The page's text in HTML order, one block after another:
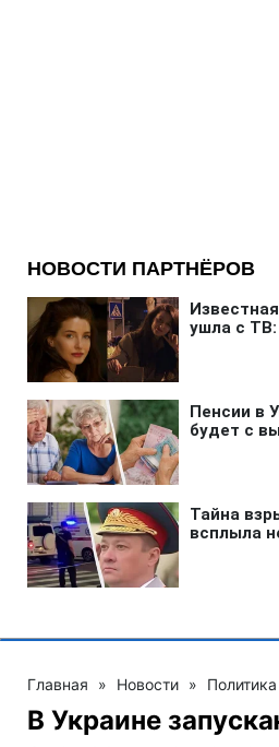
Главная » Новости » Политика
В Украине